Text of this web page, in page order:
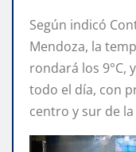
Según indicó
Mendoza, la
rondará los 9°C,
todo el día, con
centro y sur de